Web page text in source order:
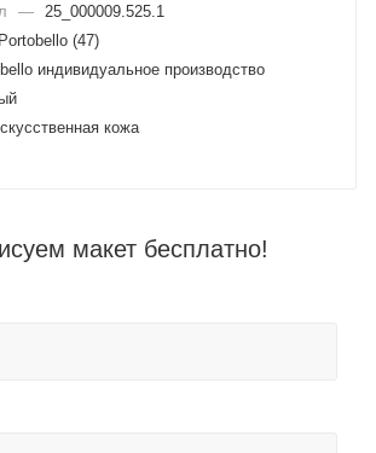
—
25_000009.525.1
Portobello (47)
индивидуальное производство
кожа
макет бесплатно!